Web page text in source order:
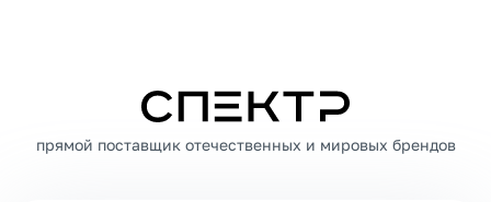
СПЕКТР
прямой поставщик отечественных и мировых брендов